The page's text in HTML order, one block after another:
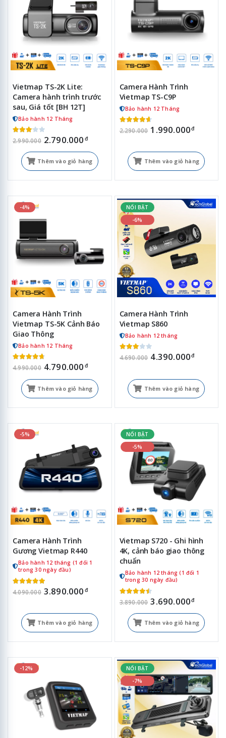
Vietmap TS-2K Lite:
Camera hành trình trước
sau, Giá tốt [BH 12T]
Bảo hành 12 Tháng
2.990.000 2.790.000 đ
Thêm vào giỏ hàng
Camera Hành Trình
Vietmap TS-C9P
Bảo hành 12 Tháng
2.290.000 1.990.000đ
Thêm vào giỏ hàng
-4%
Camera Hành Trình
Vietmap TS-5K Cảnh Báo
Giao Thông
Bảo hành 12 Tháng
4.990.000 4.790.000 đ
Thêm vào giỏ hàng
NỔI BẬT
-6%
Camera Hành Trình
Vietmap S860
Bảo hành 12 tháng
4.690.000 4.390.000đ
Thêm vào giỏ hàng
-5%
Camera Hành Trình
Gương Vietmap R440
Bảo hành 12 tháng (1 đổi 1
trong 30 ngày đầu)
4.090.000 3.890.000 đ
Thêm vào giỏ hàng
NỔI BẬT
-5%
Vietmap S720 - Ghi hình
4K, cảnh báo giao thông
chuẩn
Bảo hành 12 tháng (1 đổi 1
trong 30 ngày đầu)
3.890.000 3.690.000đ
Thêm vào giỏ hàng
-12%
NỔI BẬT
-7%